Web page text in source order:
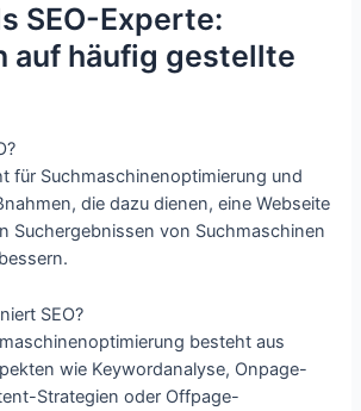
SEO-Experte:
auf häufig gestellte
für Suchmaschinenoptimierung und
die dazu dienen, eine Webseite
Suchergebnissen von Suchmaschinen
SEO?
besteht aus
wie Keywordanalyse, Onpage-
Strategien oder Offpage-